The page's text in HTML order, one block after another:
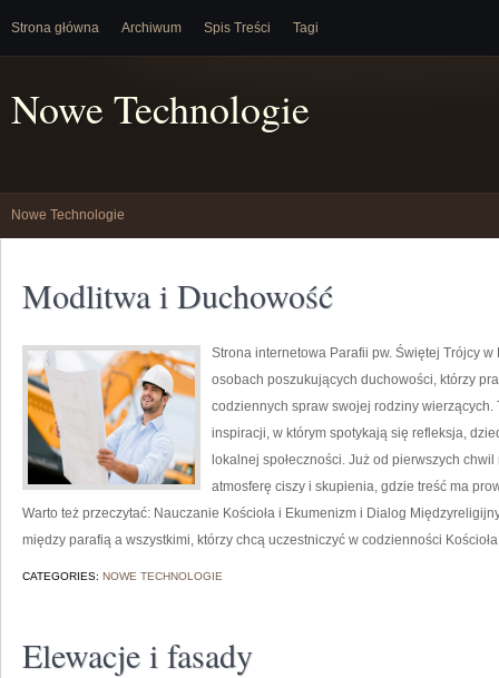
Strona główna Archiwum Spis Treści Tagi
Nowe Technologie
Nowe Technologie
Modlitwa i Duchowość
Strona internetowa Parafii pw. Świętej Trójcy
osobach poszukujących duchowości, którzy
codziennych spraw swojej rodziny wierzących.
inspiracji, w którym spotykają się refleksja,
lokalnej społeczności. Już od pierwszych
atmosferę ciszy i skupienia, gdzie treść ma
Warto też przeczytać: Nauczanie Kościoła i Ekumenizm i Dialog
między parafią a wszystkimi, którzy chcą uczestniczyć w codzienności
CATEGORIES: NOWE TECHNOLOGIE
Elewacje i fasady